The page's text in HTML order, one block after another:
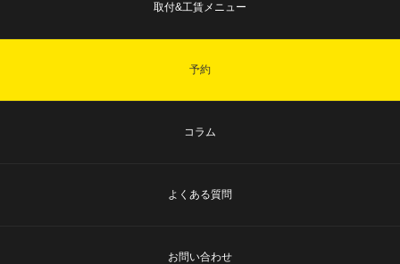
取付&工賃メニュー
予約
コラム
よくある質問
お問い合わせ